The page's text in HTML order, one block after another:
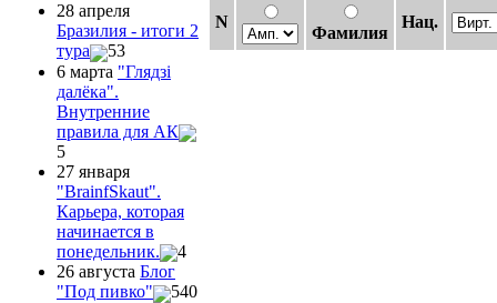
28 апреля
Бразилия - итоги 2
тура
53
6 марта "Глядзi
далёка".
Внутренние
правила для АК
5
27 января
"ВrainfSkaut".
Карьера, которая
начинается в
понедельник.
4
26 августа Блог
"Под пивко"
540
N
Фамилия
Нац.